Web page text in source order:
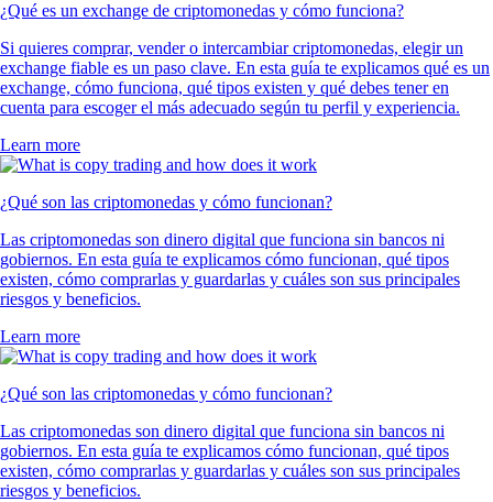
¿Qué es un exchange de criptomonedas y cómo funciona?
Si quieres comprar, vender o intercambiar criptomonedas, elegir un
exchange fiable es un paso clave. En esta guía te explicamos qué es un
exchange, cómo funciona, qué tipos existen y qué debes tener en
cuenta para escoger el más adecuado según tu perfil y experiencia.
Learn more
¿Qué son las criptomonedas y cómo funcionan?
Las criptomonedas son dinero digital que funciona sin bancos ni
gobiernos. En esta guía te explicamos cómo funcionan, qué tipos
existen, cómo comprarlas y guardarlas y cuáles son sus principales
riesgos y beneficios.
Learn more
¿Qué son las criptomonedas y cómo funcionan?
Las criptomonedas son dinero digital que funciona sin bancos ni
gobiernos. En esta guía te explicamos cómo funcionan, qué tipos
existen, cómo comprarlas y guardarlas y cuáles son sus principales
riesgos y beneficios.